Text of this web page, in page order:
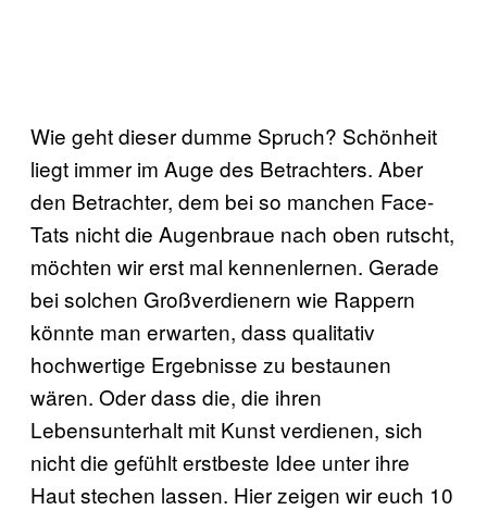
Wie geht dieser dumme Spruch? Schönheit
liegt immer im Auge des Betrachters. Aber
den Betrachter, dem bei so manchen Face-
Tats nicht die Augenbraue nach oben rutscht,
möchten wir erst mal kennenlernen. Gerade
bei solchen Großverdienern wie Rappern
könnte man erwarten, dass qualitativ
hochwertige Ergebnisse zu bestaunen
wären. Oder dass die, die ihren
Lebensunterhalt mit Kunst verdienen, sich
nicht die gefühlt erstbeste Idee unter ihre
Haut stechen lassen. Hier zeigen wir euch 10